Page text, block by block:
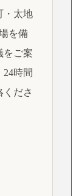
・太地
を備
をご案
時間
ださ